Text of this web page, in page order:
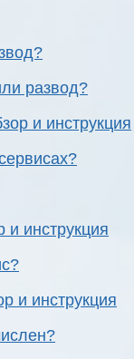
развод?
и инструкция
и инструкция
и инструкция